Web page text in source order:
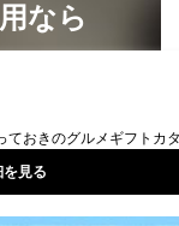
だくことも
ださい。
下さい。）
なら